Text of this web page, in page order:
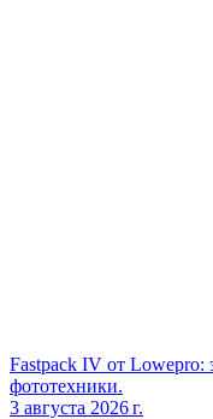
Fastpack IV от Lowepro:
фототехники.
3 августа 2026 г.